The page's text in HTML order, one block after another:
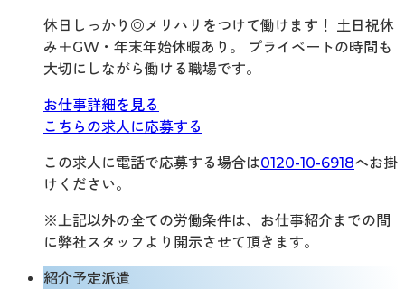
休日しっかり◎メリハリをつけて働けます！ 土日祝休
み＋GW・年末年始休暇あり。 プライベートの時間も
大切にしながら働ける職場です。
お仕事詳細を見る
こちらの求人に応募する
この求人に電話で応募する場合は0120-10-6918へお掛
けください。
※上記以外の全ての労働条件は、お仕事紹介までの間
に弊社スタッフより開示させて頂きます。
紹介予定派遣